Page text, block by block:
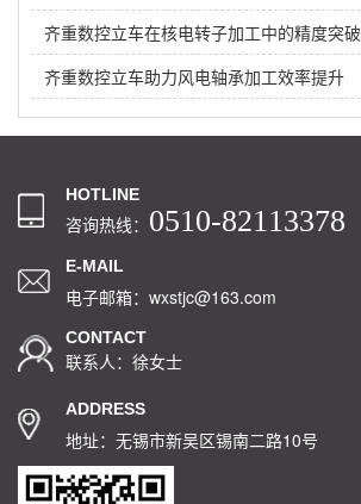
齐重数控立车在核电转子加工中的精度突破
齐重数控立车助力风电轴承加工效率提升
HOTLINE
咨询热线： 0510-82113378
E-MAIL
电子邮箱：wxstjc@163.com
CONTACT
联系人：徐女士
ADDRESS
地址：无锡市新吴区锡南二路10号